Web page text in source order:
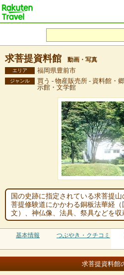
求菩提資料館 動画・写真
エリア 福岡県豊前市
ジャンル
買う - 物産販売所 - 資料館・
示館・文学館
国の史跡に指定されている求菩提
菩提修験道にかかわる銅板法華経
文）、神仏像、法具、祭具などを収
基本情報 つぶやき・クチコミ
求菩提資料館